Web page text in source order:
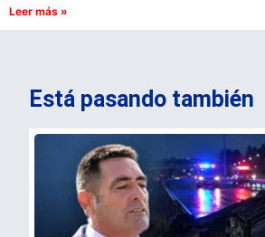
Leer más »
Está pasando también